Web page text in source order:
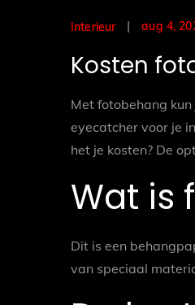
Interieur
Posted
aug 4,
Kosten
Met fotobehang
eyecatcher voor je
het je kosten? De
Wat is
Dit is een
van speciaal